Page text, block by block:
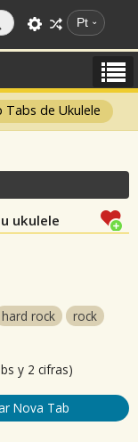
Pt
Tabs de Ukulele
ukulele
hard rock
rock
y 2 cifras)
Nova Tab